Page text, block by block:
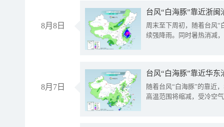
8月8日
台风“白海豚”靠近浙
周末至下周初，随着台风“
续强降雨。同时暑热消减
8月7日
台风“白海豚”靠近华
随着台风“白海豚”的靠近
高温范围将缩减，受冷空